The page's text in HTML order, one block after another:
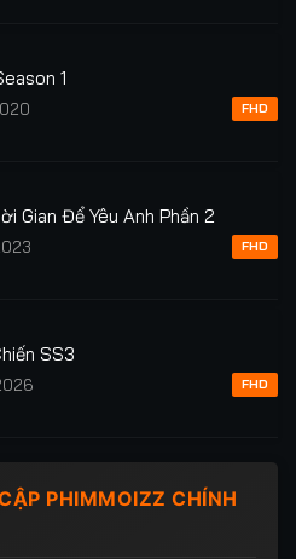
1
FHD
Gian Để Yêu Anh Phần 2
FHD
SS3
FHD
PHIMMOIZZ CHÍNH